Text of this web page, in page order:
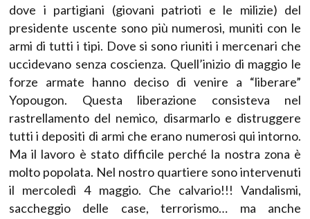
dove i partigiani (giovani patrioti e le milizie) del
presidente uscente sono più numerosi, muniti con le
armi di tutti i tipi. Dove si sono riuniti i mercenari che
uccidevano senza coscienza. Quell’inizio di maggio le
forze armate hanno deciso di venire a “liberare”
Yopougon. Questa liberazione consisteva nel
rastrellamento del nemico, disarmarlo e distruggere
tutti i depositi di armi che erano numerosi qui intorno.
Ma il lavoro è stato difficile perché la nostra zona è
molto popolata. Nel nostro quartiere sono intervenuti
il mercoledì 4 maggio. Che calvario!!! Vandalismi,
saccheggio delle case, terrorismo… ma anche